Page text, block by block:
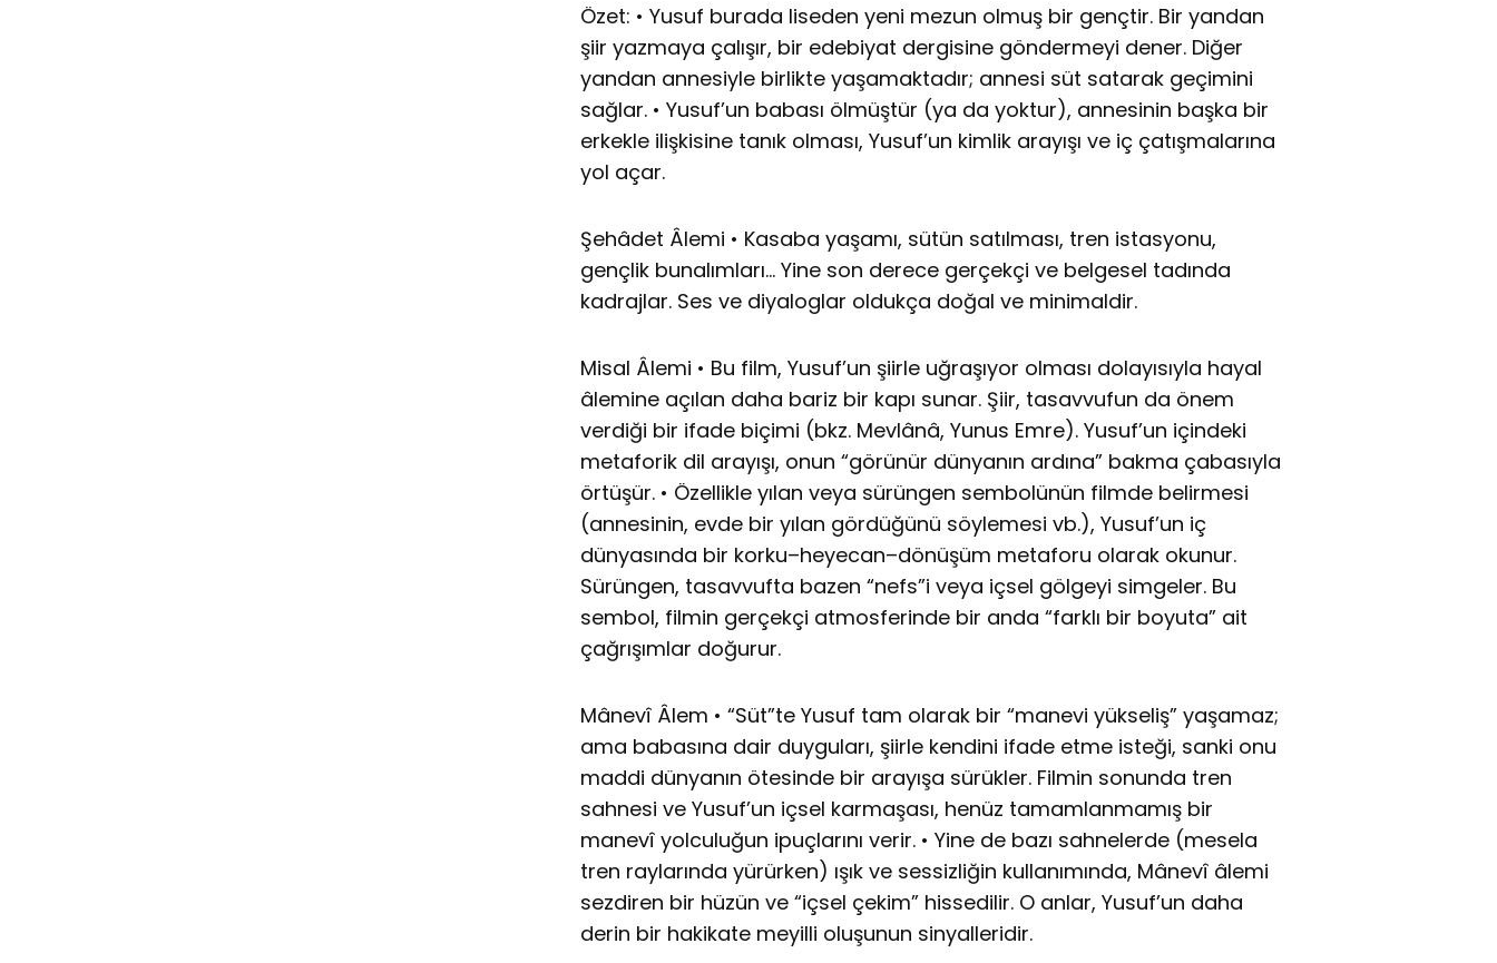
Özet: • Yusuf burada liseden yeni mezun olmuş bir gençtir. Bir yandan
şiir yazmaya çalışır, bir edebiyat dergisine göndermeyi dener. Diğer
yandan annesiyle birlikte yaşamaktadır; annesi süt satarak geçimini
sağlar. • Yusuf’un babası ölmüştür (ya da yoktur), annesinin başka bir
erkekle ilişkisine tanık olması, Yusuf’un kimlik arayışı ve iç çatışmalarına
yol açar.
Şehâdet Âlemi • Kasaba yaşamı, sütün satılması, tren istasyonu,
gençlik bunalımları… Yine son derece gerçekçi ve belgesel tadında
kadrajlar. Ses ve diyaloglar oldukça doğal ve minimaldir.
Misal Âlemi • Bu film, Yusuf’un şiirle uğraşıyor olması dolayısıyla hayal
âlemine açılan daha bariz bir kapı sunar. Şiir, tasavvufun da önem
verdiği bir ifade biçimi (bkz. Mevlânâ, Yunus Emre). Yusuf’un içindeki
metaforik dil arayışı, onun “görünür dünyanın ardına” bakma çabasıyla
örtüşür. • Özellikle yılan veya sürüngen sembolünün filmde belirmesi
(annesinin, evde bir yılan gördüğünü söylemesi vb.), Yusuf’un iç
dünyasında bir korku–heyecan–dönüşüm metaforu olarak okunur.
Sürüngen, tasavvufta bazen “nefs”i veya içsel gölgeyi simgeler. Bu
sembol, filmin gerçekçi atmosferinde bir anda “farklı bir boyuta” ait
çağrışımlar doğurur.
Mânevî Âlem • “Süt”te Yusuf tam olarak bir “manevi yükseliş” yaşamaz;
ama babasına dair duyguları, şiirle kendini ifade etme isteği, sanki onu
maddi dünyanın ötesinde bir arayışa sürükler. Filmin sonunda tren
sahnesi ve Yusuf’un içsel karmaşası, henüz tamamlanmamış bir
manevî yolculuğun ipuçlarını verir. • Yine de bazı sahnelerde (mesela
tren raylarında yürürken) ışık ve sessizliğin kullanımında, Mânevî âlemi
sezdiren bir hüzün ve “içsel çekim” hissedilir. O anlar, Yusuf’un daha
derin bir hakikate meyilli oluşunun sinyalleridir.